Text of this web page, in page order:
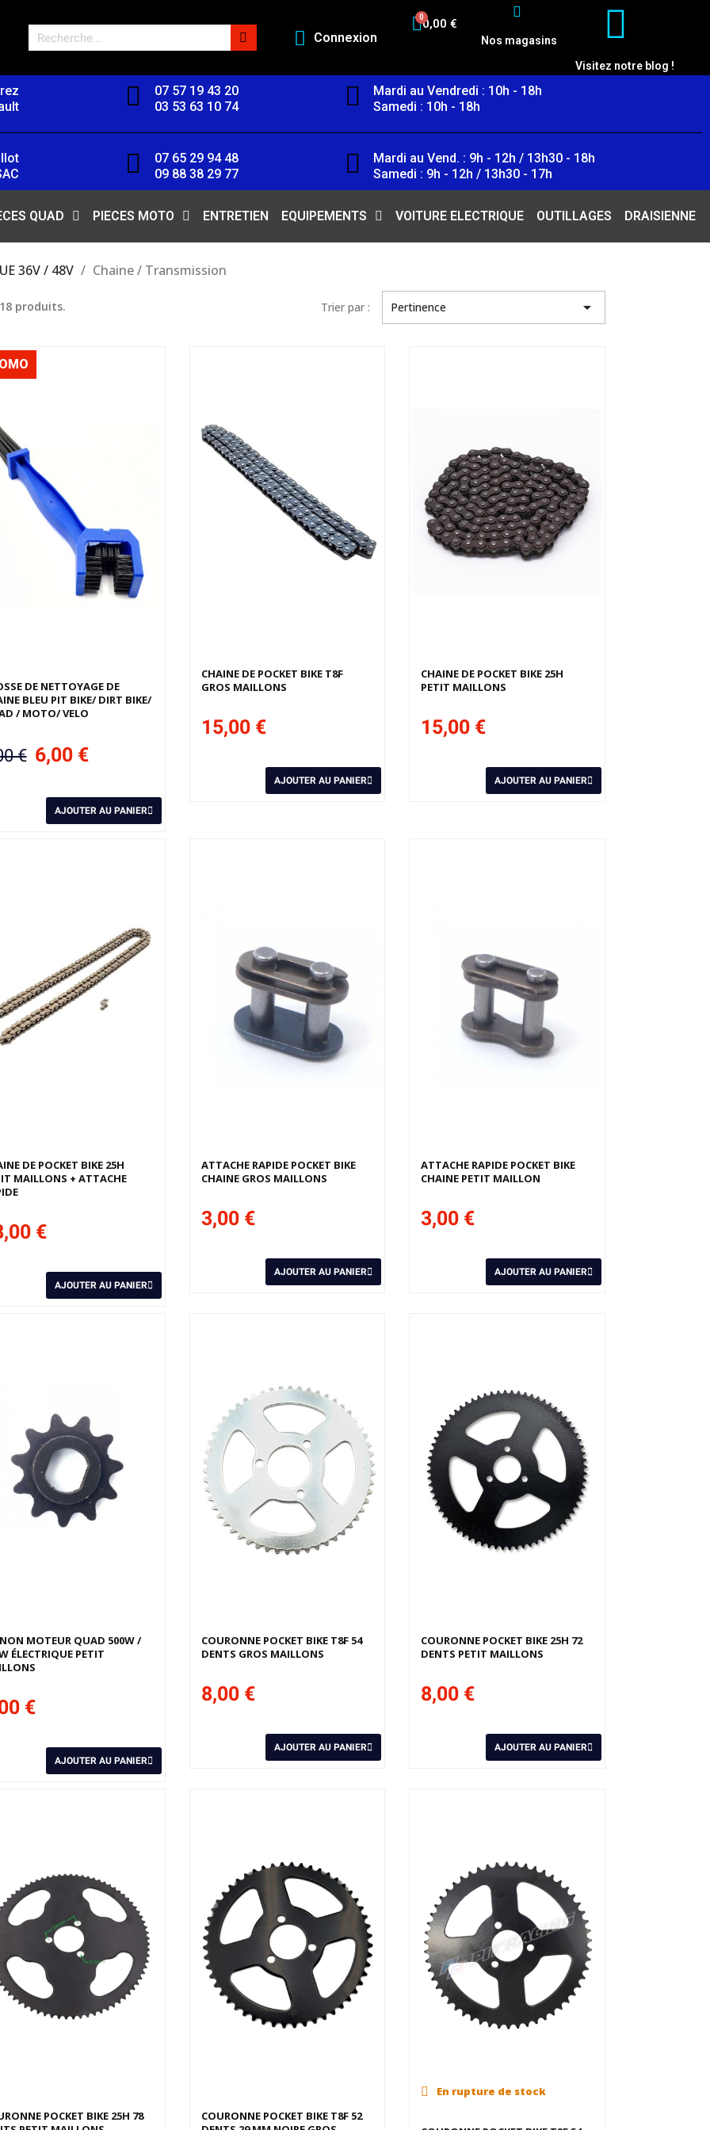
Connexion
0,00 €
Nos magasins
Visitez notre blog !
07 57 19 43 20
03 53 63 10 74
Mardi au Vendredi : 10h - 18h
Samedi : 10h - 18h
07 65 29 94 48
09 88 38 29 77
Mardi au Vend. : 9h - 12h / 13h30 - 18h
Samedi : 9h - 12h / 13h30 - 17h
QUAD PIECES MOTO ENTRETIEN EQUIPEMENTS VOITURE ELECTRIQUE OUTILLAGES DRAISIENNE
36V / 48V Chaine / Transmission
produits. Trier par : Pertinence 
DE NETTOYAGE DE
BLEU PIT BIKE/ DIRT BIKE/
/ MOTO/ VELO
€ 6,00 €
AJOUTER AU PANIER
CHAINE DE POCKET BIKE T8F
GROS MAILLONS
15,00 €
AJOUTER AU PANIER
CHAINE DE POCKET BIKE 25H
PETIT MAILLONS
15,00 €
AJOUTER AU PANIER
DE POCKET BIKE 25H
MAILLONS + ATTACHE
€
AJOUTER AU PANIER
ATTACHE RAPIDE POCKET BIKE
CHAINE GROS MAILLONS
3,00 €
AJOUTER AU PANIER
ATTACHE RAPIDE POCKET BIKE
CHAINE PETIT MAILLON
3,00 €
AJOUTER AU PANIER
MOTEUR QUAD 500W /
ÉLECTRIQUE PETIT
€
AJOUTER AU PANIER
COURONNE POCKET BIKE T8F 54
DENTS GROS MAILLONS
8,00 €
AJOUTER AU PANIER
COURONNE POCKET BIKE 25H 72
DENTS PETIT MAILLONS
8,00 €
AJOUTER AU PANIER
POCKET BIKE 25H 78
COURONNE POCKET BIKE T8F 52
En rupture de stock